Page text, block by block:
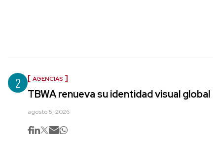
2 AGENCIAS
TBWA renueva su identidad visual global
agosto 5, 2026